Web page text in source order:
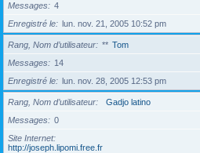
Messages
4
Enregistré le
lun. nov. 21, 2005 10:52 pm
Rang, Nom d’utilisateur ** Tom
Messages
14
Enregistré le
lun. nov. 28, 2005 12:53 pm
Rang, Nom d’utilisateur
Gadjo latino
Messages
0
Site Internet
http://joseph.lipomi.free.fr